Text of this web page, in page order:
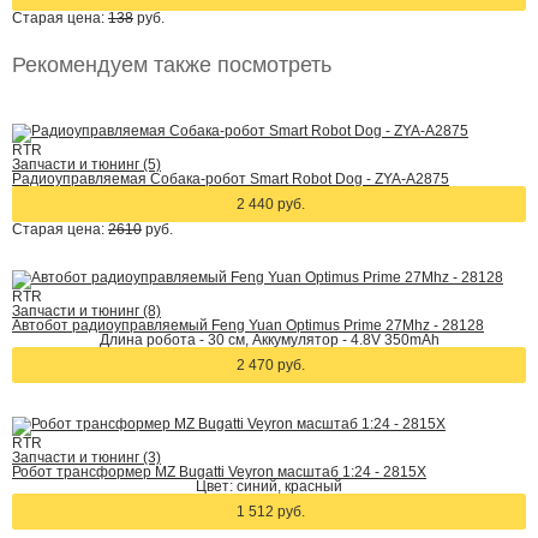
Старая цена: 138 руб.
Рекомендуем также посмотреть
RTR
Запчасти и тюнинг (5)
Радиоуправляемая Собака-робот Smart Robot Dog - ZYA-A2875
2 440 руб.
Старая цена: 2610 руб.
RTR
Запчасти и тюнинг (8)
Автобот радиоуправляемый Feng Yuan Optimus Prime 27Mhz - 28128
Длина робота - 30 см, Аккумулятор - 4.8V 350mAh
2 470 руб.
RTR
Запчасти и тюнинг (3)
Робот трансформер MZ Bugatti Veyron масштаб 1:24 - 2815X
Цвет: синий, красный
1 512 руб.